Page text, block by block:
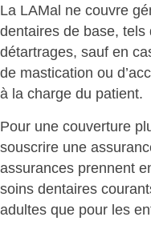
La LAMal ne couvre
dentaires de base, tels
détartrages, sauf en
de mastication ou
à la charge du patient.
Pour une couverture
souscrire une
assurances prennent
soins dentaires
adultes que pour les